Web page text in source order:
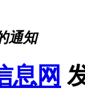
通知
息网